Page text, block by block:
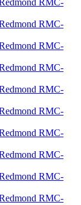
RMC-
RMC-
RMC-
RMC-
RMC-
RMC-
RMC-
RMC-
RMC-
RMC-